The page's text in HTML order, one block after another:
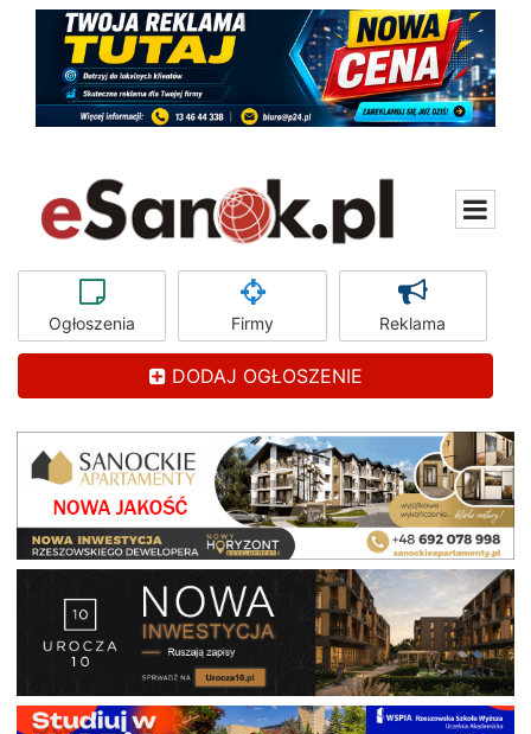
Ogłoszenia Firmy Reklama
DODAJ OGŁOSZENIE